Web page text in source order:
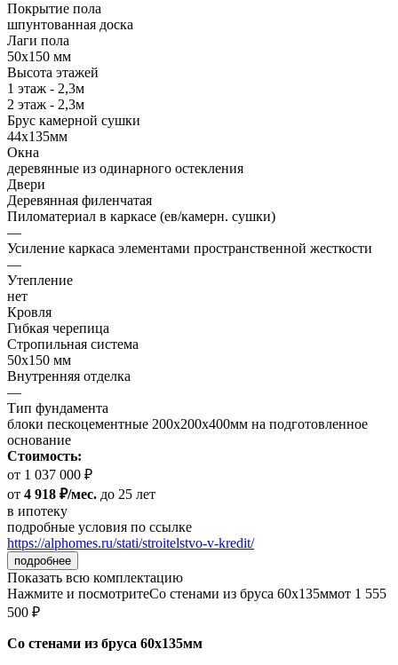
Покрытие пола
шпунтованная доска
Лаги пола
50х150 мм
Высота этажей
1 этаж - 2,3м
2 этаж - 2,3м
Брус камерной сушки
44х135мм
Окна
деревянные из одинарного остекления
Двери
Деревянная филенчатая
Пиломатериал в каркасе (ев/камерн. сушки)
—
Усиление каркаса элементами пространственной жесткости
—
Утепление
нет
Кровля
Гибкая черепица
Стропильная система
50х150 мм
Внутренняя отделка
—
Тип фундамента
блоки пескоцементные 200х200х400мм на подготовленное
основание
Стоимость:
от 1 037 000 ₽
от 4 918 ₽/мес. до 25 лет
в ипотеку
подробные условия по ссылке
https://alphomes.ru/stati/stroitelstvo-v-kredit/
подробнее
Показать всю комплектацию
Нажмите и посмотритеСо стенами из бруса 60х135ммот 1 555
500 ₽
Со стенами из бруса 60х135мм